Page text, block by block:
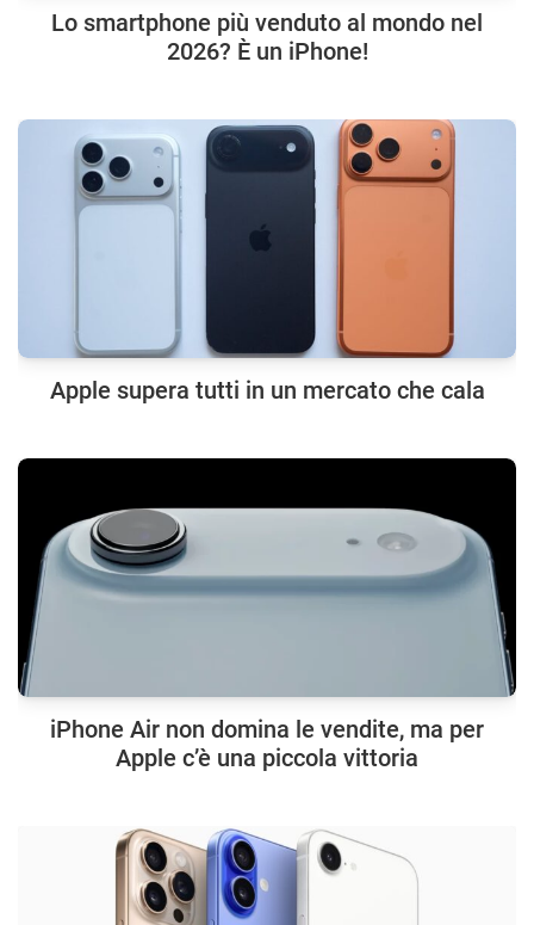
Lo smartphone più venduto al mondo nel
2026? È un iPhone!
Apple supera tutti in un mercato che cala
iPhone Air non domina le vendite, ma per
Apple c’è una piccola vittoria